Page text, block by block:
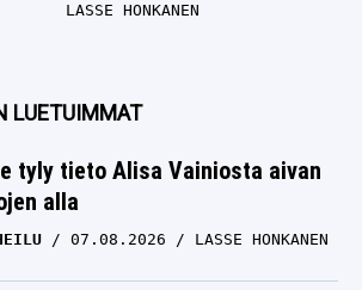
LASSE HONKANEN
LUETUIMMAT
tyly tieto Alisa Vainiosta aivan
alla
07.08.2026 LASSE HONKANEN